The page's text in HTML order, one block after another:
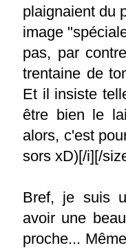
plaignaient du
image
pas, par
trentaine de
Et il insiste
être bien le
alors, c'est
sors xD)[/i][/
Bref, je suis
avoir une
proche...